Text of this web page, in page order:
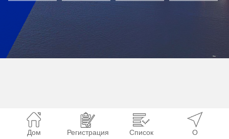
Дом Регистрация
Список
О